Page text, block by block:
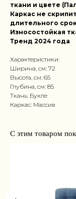
ткани и цвете
Каркас не
длительного
Износостойкая
Тренд 2024 года
Характеристики:
Ширина, см: 72
Высота, см: 65
Глубина, см: 85
Ткань: Букле
Каркас: Массив
С этим товаром